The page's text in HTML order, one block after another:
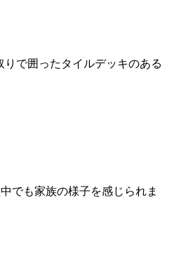
で囲ったタイルデッキのある
でも家族の様子を感じられま